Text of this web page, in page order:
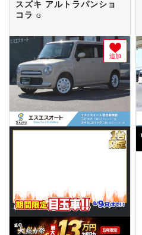
スズキ アルトラパンショ
コラ
G
追加